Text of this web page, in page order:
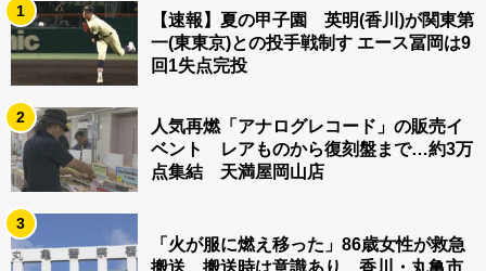
1
【速報】夏の甲子園 英明(香川)が関東第
一(東東京)との投手戦制す エース冨岡は9
回1失点完投
2
人気再燃「アナログレコード」の販売イ
ベント レアものから復刻盤まで…約3万
点集結 天満屋岡山店
3
「火が服に燃え移った」86歳女性が救急
搬送 搬送時は意識あり 香川・丸亀市